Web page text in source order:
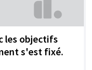
les objectifs
s'est fixé.